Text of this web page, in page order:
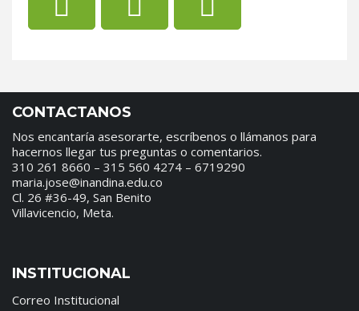
CONTACTANOS
Nos encantaría asesorarte, escríbenos o llámanos para
hacernos llegar tus preguntas o comentarios.
310 261 8660 – 315 560 4274 – 6719290
maria.jose@inandina.edu.co
Cl. 26 #36-49, San Benito
Villavicencio, Meta.
INSTITUCIONAL
Correo Institucional